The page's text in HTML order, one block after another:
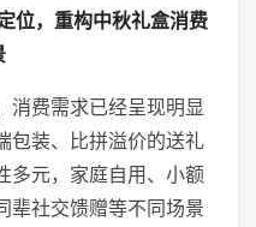
位，重构中秋礼盒消费
消费需求已经呈现明显
包装、比拼溢价的送礼
多元，家庭自用、小额
辈社交馈赠等不同场景